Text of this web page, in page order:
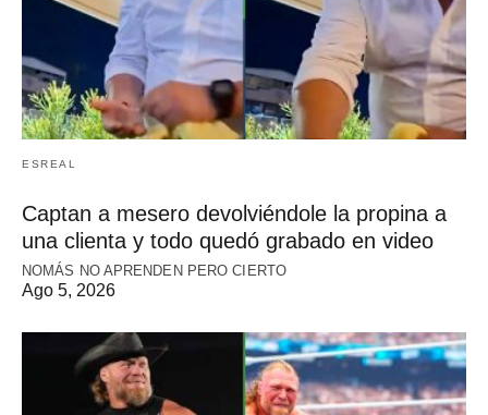
ESREAL
Captan a mesero devolviéndole la propina a
una clienta y todo quedó grabado en video
NOMÁS NO APRENDEN PERO CIERTO
Ago 5, 2026